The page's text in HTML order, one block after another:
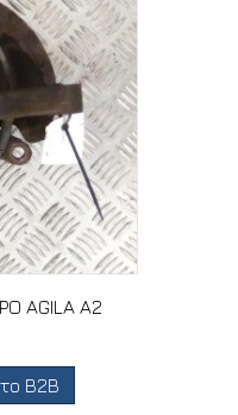
AGILA A2
B2B